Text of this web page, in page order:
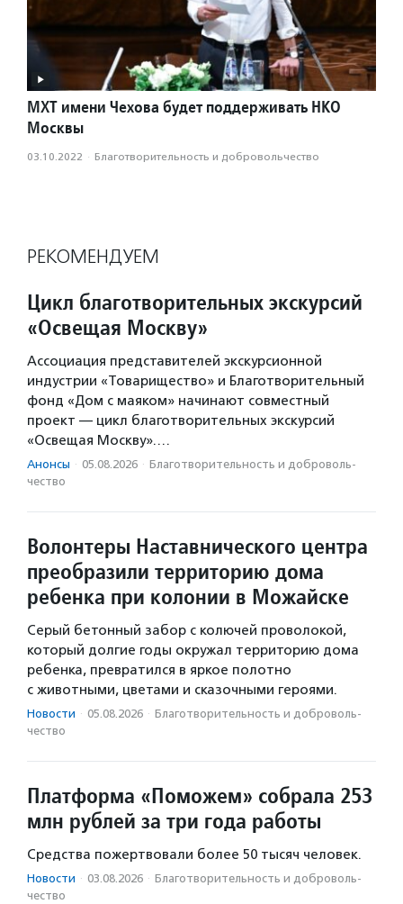
МХТ имени Чехова будет поддерживать НКО
Москвы
03.10.2022 · Благотвори­тель­ность и доброволь­чест­во
РЕКОМЕНДУЕМ
Цикл благотворительных экскурсий
«Освещая Москву»
Ассоциация представителей экскурсионной
индустрии «Товарищество» и Благотворительный
фонд «Дом с маяком» начинают совместный
проект — цикл благотворительных экскурсий
«Освещая Москву».…
Анонсы · 05.08.2026 · Благотвори­тель­ность и доброволь­
чест­во
Волонтеры Наставнического центра
преобразили территорию дома
ребенка при колонии в Можайске
Серый бетонный забор с колючей проволокой,
который долгие годы окружал территорию дома
ребенка, превратился в яркое полотно
с животными, цветами и сказочными героями.
Новости · 05.08.2026 · Благотвори­тель­ность и доброволь­
чест­во
Платформа «Поможем» собрала 253
млн рублей за три года работы
Средства пожертвовали более 50 тысяч человек.
Новости · 03.08.2026 · Благотвори­тель­ность и доброволь­
чест­во